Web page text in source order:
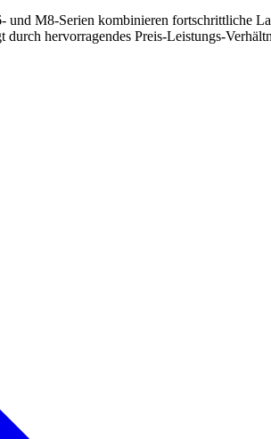
und M8-Serien kombinieren fortschrittliche
hervorragendes Preis-Leistungs-